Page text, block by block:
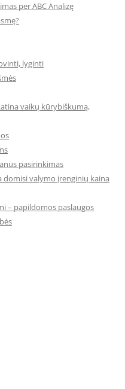
per ABC Analizę
lyginti
vaikų kūrybiškumą,
pasirinkimas
domisi valymo įrenginių kaina
– papildomos paslaugos